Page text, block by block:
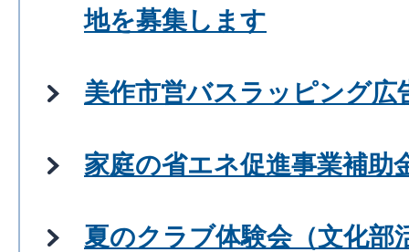
地を募集します
美作市営バスラッピング広
家庭の省エネ促進事業補助
夏のクラブ体験会（文化部